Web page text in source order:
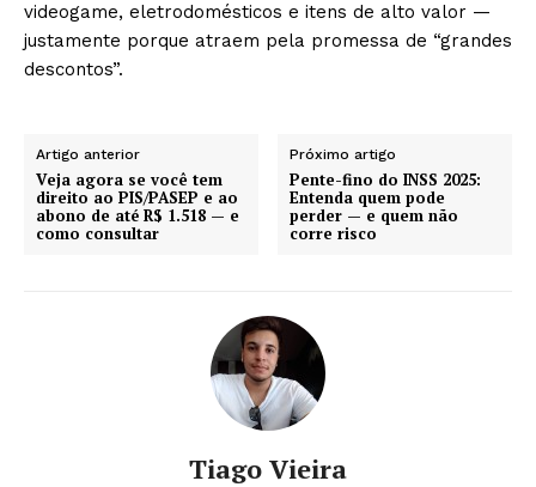
videogame, eletrodomésticos e itens de alto valor —
justamente porque atraem pela promessa de “grandes
descontos”.
Artigo anterior
Veja agora se você tem
direito ao PIS/PASEP e ao
abono de até R$ 1.518 — e
como consultar
Próximo artigo
Pente-fino do INSS 2025:
Entenda quem pode
perder — e quem não
corre risco
Tiago Vieira